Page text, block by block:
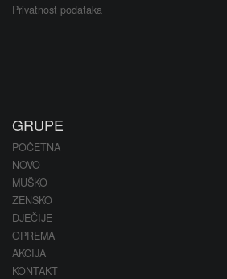
Privatnost podataka
GRUPE
POČETNA
NOVO
MUŠKO
ŽENSKO
DJEČIJE
OPREMA
AKCIJA
KONTAKT